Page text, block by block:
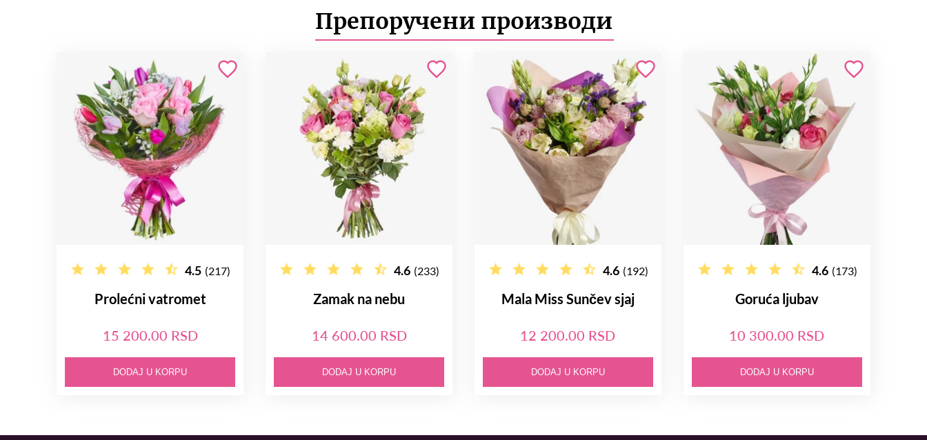
Препоручени производи
4.5 (217)
Prolećni vatromet
15 200.00 RSD
DODAJ U KORPU
4.6 (233)
Zamak na nebu
14 600.00 RSD
DODAJ U KORPU
4.6 (192)
Mala Miss Sunčev sjaj
12 200.00 RSD
DODAJ U KORPU
4.6 (173)
Goruća ljubav
10 300.00 RSD
DODAJ U KORPU